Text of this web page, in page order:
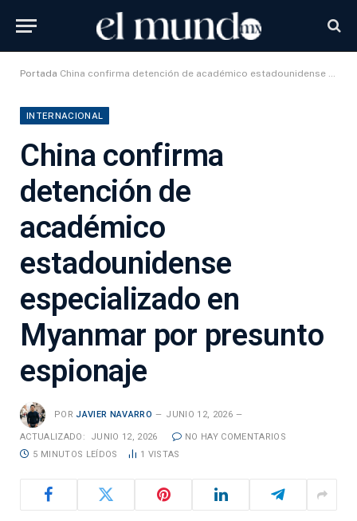
Portada China confirma detención de académico estadounidense especializado en Myanmar por presunto espionaje
INTERNACIONAL
China confirma
detención de
académico
estadounidense
especializado en
Myanmar por presunto
espionaje
POR JAVIER NAVARRO JUNIO 12, 2026
ACTUALIZADO: JUNIO 12, 2026
NO HAY COMENTARIOS
5 MINUTOS LEÍDOS
1 VISTAS